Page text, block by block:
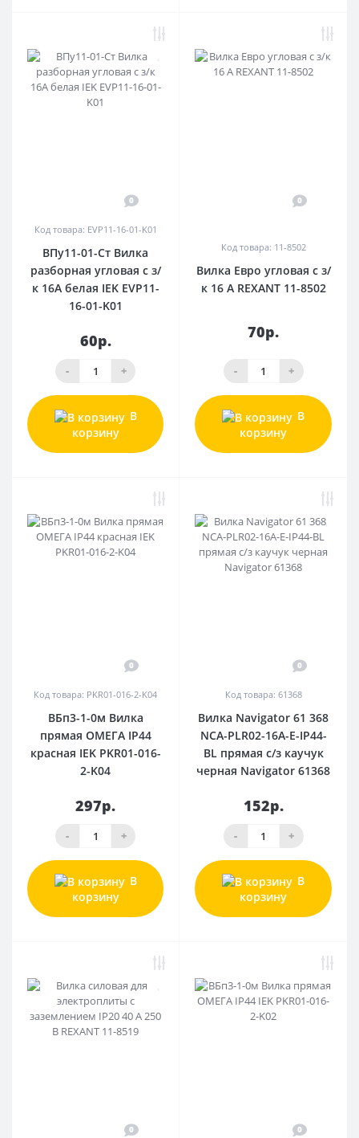
0
Код товара: EVP11-16-01-K01
ВПу11-01-Ст Вилка
разборная угловая с з/
к 16А белая IEK EVP11-
16-01-K01
60р.
- +
В
корзину
0
Код товара: 11-8502
Вилка Евро угловая с з/
к 16 А REXANT 11-8502
70р.
- +
В
корзину
0
Код товара: PKR01-016-2-K04
ВБп3-1-0м Вилка
прямая ОМЕГА IP44
красная IEK PKR01-016-
2-K04
297р.
- +
В
корзину
0
Код товара: 61368
Вилка Navigator 61 368
NCA-PLR02-16A-E-IP44-
BL прямая с/з каучук
черная Navigator 61368
152р.
- +
В
корзину
0 0